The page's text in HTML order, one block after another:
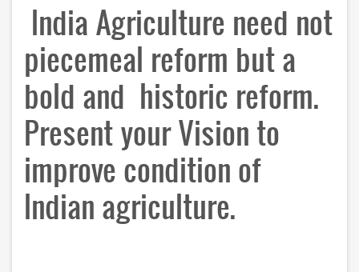
India Agriculture need not
piecemeal reform but a
bold and historic reform.
Present your Vision to
improve condition of
Indian agriculture.